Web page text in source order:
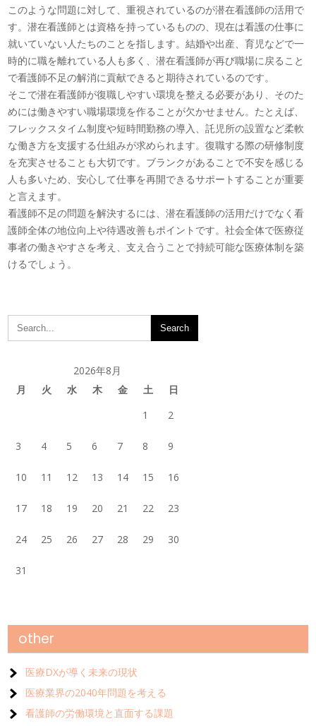
このような問題に対して、重視されているのが潜在看護師の活用で
す。潜在看護師とは資格を持っているものの、現在は看護の仕事に
就いていない人たちのことを指します。結婚や出産、育児などで一
時的に職を離れている人も多く、潜在看護師が再び職場に戻ること
で看護師不足の解消に貢献できると期待されているのです。
そこで潜在看護師が復職しやすい環境を整える必要があり、そのた
めには働きやすい職場環境を作ることが欠かせません。たとえば、
フレックスタイム制度や短時間勤務の導入、託児所の設置など柔軟
な働き方を支援する仕組みが求められます。復職する際の研修制度
を充実させることも大切です。ブランクがあることで不安を感じる
人も多いため、安心して仕事を再開できるサポートすることが重要
と言えます。
看護師不足の問題を解決するには、潜在看護師の活用だけでなく看
護師全体の地位向上や待遇改善もポイントです。社会全体で医療従
事者の働きやすさを考え、支え合うことで持続可能な医療体制を築
けるでしょう。
2026年8月
月
火 水 木 金 土
日
1
2
3 4 5 6 7 8 9
10 11 12 13 14 15 16
17 18 19 20 21 22 23
24 25 26 27 28 29 30
31
other
医療DXが導く未来の現状
医療業界の2040年問題を考える
看護師の労働環境と直面する課題